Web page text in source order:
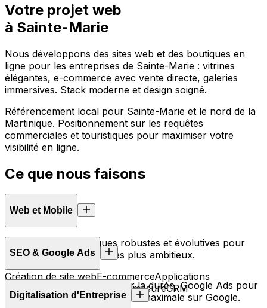
Votre projet web
à Sainte-Marie
Nous développons des sites web et des boutiques en
ligne pour les entreprises de Sainte-Marie : vitrines
élégantes, e-commerce avec vente directe, galeries
immersives. Stack moderne et design soigné.
Référencement local pour Sainte-Marie et le nord de la
Martinique. Positionnement sur les requêtes
commerciales et touristiques pour maximiser votre
visibilité en ligne.
Ce que nous faisons
Web et Mobile
Des solutions techniques robustes et évolutives pour
concrétiser vos projets les plus ambitieux.
Création de site webE-commerceApplications
Développement sur mesureCRM
SEO & Google Ads
Référencement naturel pour la durée, Google Ads pour
des clients immédiats. Visibilité maximale sur Google.
Digitalisation d'Entreprise